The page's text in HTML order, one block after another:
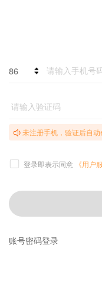
86
未注册手机，验证后自
登录即表示同意 《用户
账号密码登录